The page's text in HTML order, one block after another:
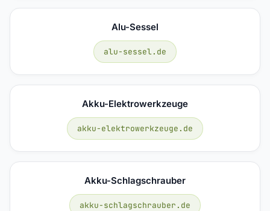
Alu-Sessel
alu-sessel.de
Akku-Elektrowerkzeuge
akku-elektrowerkzeuge.de
Akku-Schlagschrauber
akku-schlagschrauber.de